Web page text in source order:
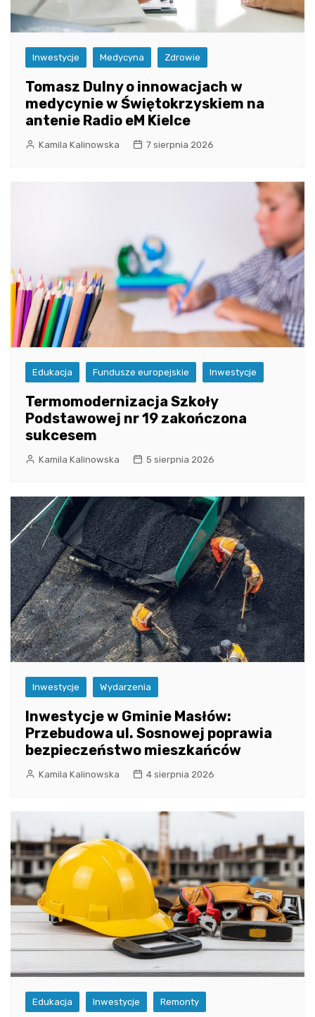
Inwestycje Medycyna Zdrowie
Tomasz Dulny o innowacjach w
medycynie w Świętokrzyskiem na
antenie Radio eM Kielce
Kamila Kalinowska 7 sierpnia 2026
Edukacja Fundusze europejskie Inwestycje
Termomodernizacja Szkoły
Podstawowej nr 19 zakończona
sukcesem
Kamila Kalinowska 5 sierpnia 2026
Inwestycje Wydarzenia
Inwestycje w Gminie Masłów:
Przebudowa ul. Sosnowej poprawia
bezpieczeństwo mieszkańców
Kamila Kalinowska 4 sierpnia 2026
Edukacja Inwestycje Remonty